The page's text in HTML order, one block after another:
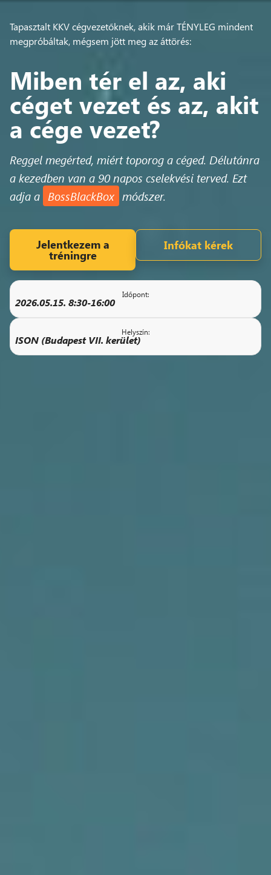
Tapasztalt KKV cégvezetőknek, akik már TÉNYLEG mindent
megpróbáltak, mégsem jött meg az áttörés:
Miben tér el az, aki
céget vezet és az, akit
a cége vezet?
Reggel megérted, miért toporog a céged. Délutánra
a kezedben van a 90 napos cselekvési terved. Ezt
adja a BossBlackBox módszer.
Jelentkezem a
tréningre
Infókat kérek
Időpont:
2026.05.15. 8:30-16:00
Helyszín:
ISON (Budapest VII. kerület)